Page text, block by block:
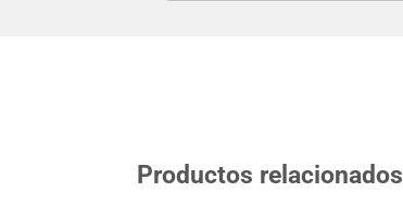
Productos relacionados